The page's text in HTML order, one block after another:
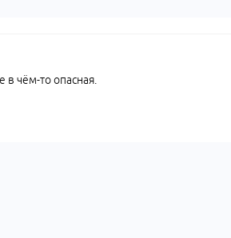
в чём-то опасная.